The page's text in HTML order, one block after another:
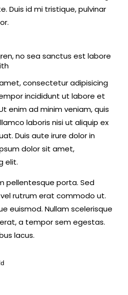
Duis id mi tristique, pulvinar
no sea sanctus est labore
consectetur adipisicing
incididunt ut labore et
enim ad minim veniam, quis
laboris nisi ut aliquip ex
Duis aute irure dolor in
dolor sit amet,
elit.
pellentesque porta. Sed
rutrum erat commodo ut.
euismod. Nullam scelerisque
a tempor sem egestas.
lacus.